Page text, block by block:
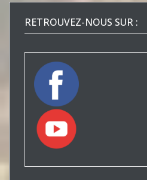
RETROUVEZ-NOUS SUR :